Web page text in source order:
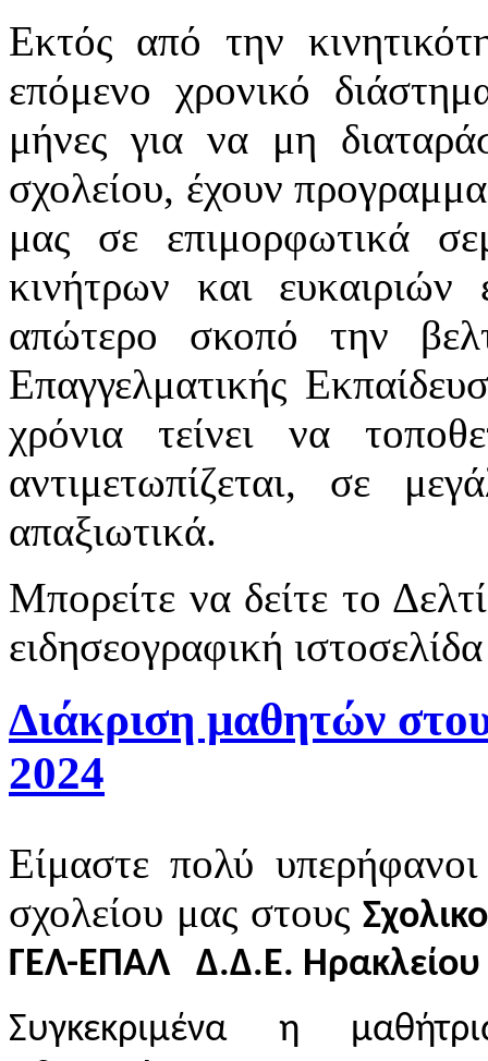
Εκτός από την
επόμενο χρονικό
μήνες για να μη
σχολείου, έχουν
μας σε επιμορφωτικά
κινήτρων και ευκαιριών
απώτερο σκοπό την
Επαγγελματικής
χρόνια τείνει να
αντιμετωπίζεται, σε
απαξιωτικά.
Μπορείτε να δείτε το
ειδησεογραφική
Διάκριση μαθητών
2024
Είμαστε πολύ
σχολείου μας στους
ΓΕΛ-ΕΠΑΛ Δ.Δ.Ε. Ηρακλείου
Συγκεκριμένα η